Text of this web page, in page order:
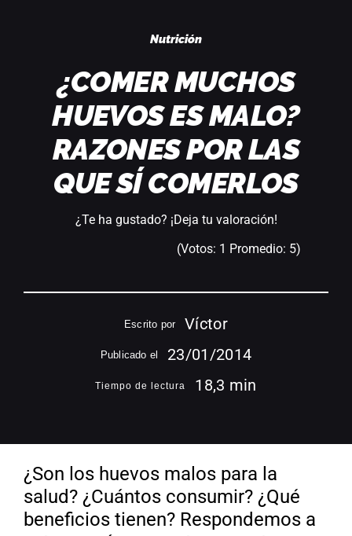
Nutrición
¿COMER MUCHOS
HUEVOS ES MALO?
RAZONES POR LAS
QUE SÍ COMERLOS
¿Te ha gustado? ¡Deja tu valoración!
(Votos: 1 Promedio: 5)
Escrito por Víctor
Publicado el 23/01/2014
Tiempo de lectura 18,3 min
¿Son los huevos malos para la
salud? ¿Cuántos consumir? ¿Qué
beneficios tienen? Respondemos a